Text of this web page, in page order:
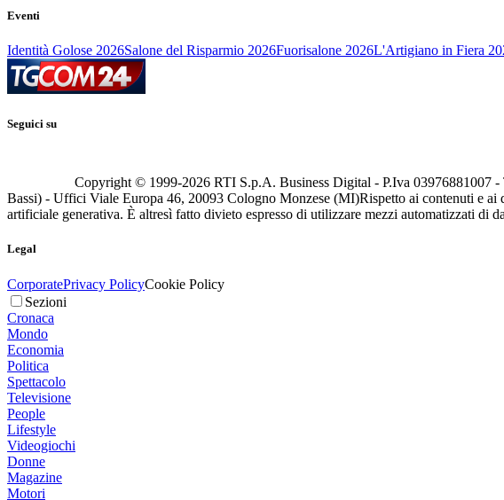
Eventi
Identità Golose 2026Salone del Risparmio 2026Fuorisalone 2026L'Artigiano in Fiera
Seguici su
Copyright © 1999-2026 RTI S.p.A. Business Digital - P.Iva 03976881007
Bassi) - Uffici Viale Europa 46, 20093 Cologno Monzese (MI)Rispetto ai contenuti e ai
artificiale generativa. È altresì fatto divieto espresso di utilizzare mezzi automatizzati di
Legal
CorporatePrivacy PolicyCookie Policy
Sezioni
Cronaca
Mondo
Economia
Politica
Spettacolo
Televisione
People
Lifestyle
Videogiochi
Donne
Magazine
Motori